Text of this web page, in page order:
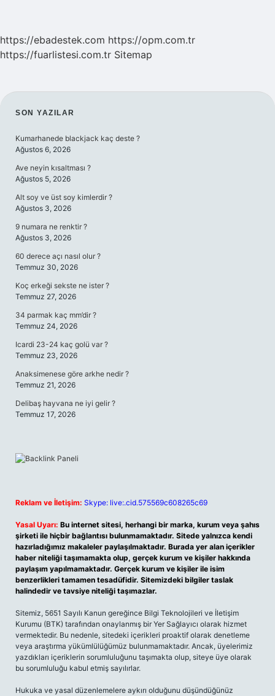
https://ebadestek.com https://opm.com.tr
https://fuarlistesi.com.tr Sitemap
SIDEBAR
SON YAZILAR
Kumarhanede blackjack kaç deste ?
Ağustos 6, 2026
Ave neyin kısaltması ?
Ağustos 5, 2026
Alt soy ve üst soy kimlerdir ?
Ağustos 3, 2026
9 numara ne renktir ?
Ağustos 3, 2026
60 derece açı nasıl olur ?
Temmuz 30, 2026
Koç erkeği sekste ne ister ?
Temmuz 27, 2026
34 parmak kaç mm’dir ?
Temmuz 24, 2026
Icardi 23-24 kaç golü var ?
Temmuz 23, 2026
Anaksimenese göre arkhe nedir ?
Temmuz 21, 2026
Delibaş hayvana ne iyi gelir ?
Temmuz 17, 2026
Reklam ve İletişim: Skype: live:.cid.575569c608265c69
Yasal Uyarı: Bu internet sitesi, herhangi bir marka, kurum veya şahıs
şirketi ile hiçbir bağlantısı bulunmamaktadır. Sitede yalnızca kendi
hazırladığımız makaleler paylaşılmaktadır. Burada yer alan içerikler
haber niteliği taşımamakta olup, gerçek kurum ve kişiler hakkında
paylaşım yapılmamaktadır. Gerçek kurum ve kişiler ile isim
benzerlikleri tamamen tesadüfidir. Sitemizdeki bilgiler taslak
halindedir ve tavsiye niteliği taşımazlar.
Sitemiz, 5651 Sayılı Kanun gereğince Bilgi Teknolojileri ve İletişim
Kurumu (BTK) tarafından onaylanmış bir Yer Sağlayıcı olarak hizmet
vermektedir. Bu nedenle, sitedeki içerikleri proaktif olarak denetleme
veya araştırma yükümlülüğümüz bulunmamaktadır. Ancak, üyelerimiz
yazdıkları içeriklerin sorumluluğunu taşımakta olup, siteye üye olarak
bu sorumluluğu kabul etmiş sayılırlar.
Hukuka ve yasal düzenlemelere aykırı olduğunu düşündüğünüz